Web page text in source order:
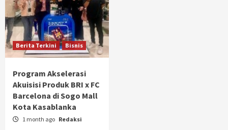
Berita Terkini Bisnis
Program Akselerasi
Akuisisi Produk BRI x FC
Barcelona di Sogo Mall
Kota Kasablanka
1 month ago Redaksi